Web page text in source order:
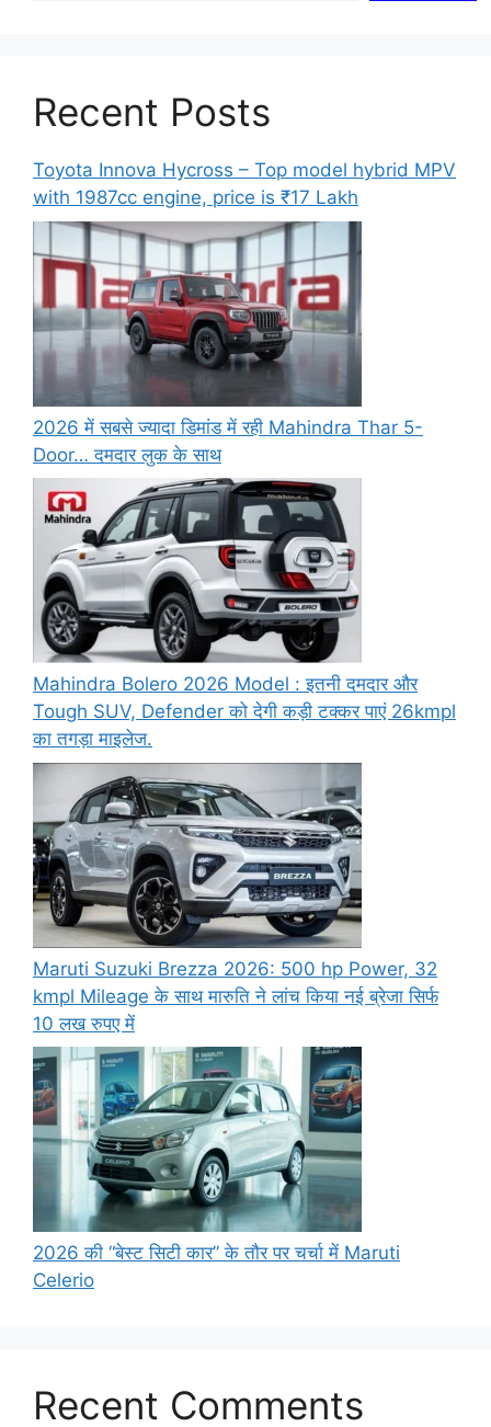
Recent Posts
Toyota Innova Hycross – Top model hybrid MPV
with 1987cc engine, price is ₹17 Lakh
2026 में सबसे ज्यादा डिमांड में रही Mahindra Thar 5-
Door… दमदार लुक के साथ
Mahindra Bolero 2026 Model : इतनी दमदार और
Tough SUV, Defender को देगी कड़ी टक्कर पाएं 26kmpl
का तगड़ा माइलेज.
Maruti Suzuki Brezza 2026: 500 hp Power, 32
kmpl Mileage के साथ मारुति ने लांच किया नई ब्रेजा सिर्फ
10 लख रुपए में
2026 की “बेस्ट सिटी कार” के तौर पर चर्चा में Maruti
Celerio
Recent Comments